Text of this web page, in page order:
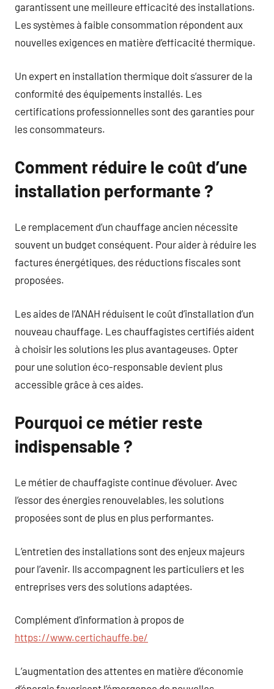
garantissent une meilleure efficacité des installations.
Les systèmes à faible consommation répondent aux
nouvelles exigences en matière d’efficacité thermique.
Un expert en installation thermique doit s’assurer de la
conformité des équipements installés. Les
certifications professionnelles sont des garanties pour
les consommateurs.
Comment réduire le coût d’une
installation performante ?
Le remplacement d’un chauffage ancien nécessite
souvent un budget conséquent. Pour aider à réduire les
factures énergétiques, des réductions fiscales sont
proposées.
Les aides de l’ANAH réduisent le coût d’installation d’un
nouveau chauffage. Les chauffagistes certifiés aident
à choisir les solutions les plus avantageuses. Opter
pour une solution éco-responsable devient plus
accessible grâce à ces aides.
Pourquoi ce métier reste
indispensable ?
Le métier de chauffagiste continue d’évoluer. Avec
l’essor des énergies renouvelables, les solutions
proposées sont de plus en plus performantes.
L’entretien des installations sont des enjeux majeurs
pour l’avenir. Ils accompagnent les particuliers et les
entreprises vers des solutions adaptées.
Complément d’information à propos de
https://www.certichauffe.be/
L’augmentation des attentes en matière d’économie